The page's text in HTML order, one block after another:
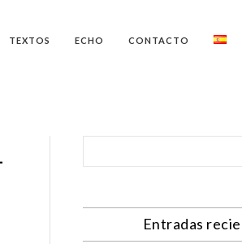
TEXTOS ECHO CONTACTO
Entradas